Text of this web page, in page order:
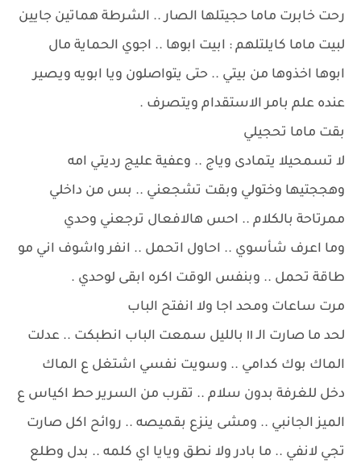
رحت خابرت ماما حجيتلها الصار .. الشرطة هماتين جايين
لبيت ماما كايلتلهم : ابيت ابوها .. اجوي الحماية مال
ابوها اخذوها من بيتي .. حتى يتواصلون ويا ابويه ويصير
عنده علم بامر الاستقدام ويتصرف .
بقت ماما تحجيلي
لا تسمحيلا يتمادى وياج .. وعفية عليج رديتي امه
وهججتيها وختولي وبقت تشجعني .. بس من داخلي
ممرتاحة بالكلام .. احس هالافعال ترجعني وحدي
وما اعرف شأسوي .. احاول اتحمل .. انفر واشوف اني مو
طاقة تحمل .. وبنفس الوقت اكره ابقى لوحدي .
مرت ساعات ومحد اجا ولا انفتح الباب
لحد ما صارت الـ ١١ بالليل سمعت الباب انطبكت .. عدلت
الماك بوك كدامي .. وسويت نفسي اشتغل ع الماك
دخل للغرفة بدون سلام .. تقرب من السرير حط اكياس ع
الميز الجانبي .. ومشى ينزع بقميصه .. روائح اكل صارت
تجي لانفي .. ما بادر ولا نطق ويايا اي كلمه .. بدل وطلع